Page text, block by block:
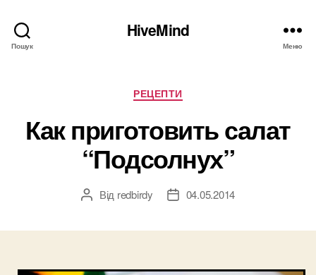
Пошук
HiveMind
Меню
Категорії
РЕЦЕПТИ
Как приготовить салат
“Подсолнух”
Автор
Від redbirdy
Дата04.05.2014